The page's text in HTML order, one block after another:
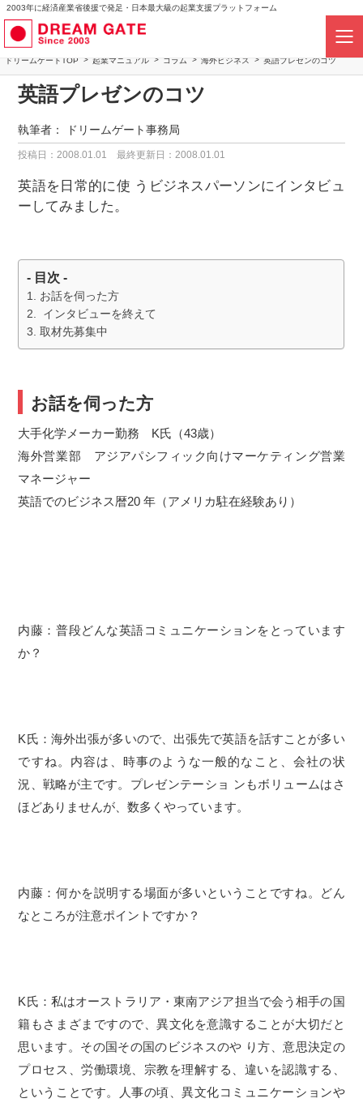
2003年に経済産業省後援で発足・日本最大級の起業支援プラットフォーム
ドリームゲートTOP 起業マニュアル コラム 海外ビジネス 英語プレゼンのコツ
英語プレゼンのコツ
執筆者： ドリームゲート事務局
投稿日：2008.01.01 最終更新日：2008.01.01
英語を日常的に使 うビジネスパーソンにインタビュ
ーしてみました。
- 目次 -
お話を伺った方
インタビューを終えて
取材先募集中
お話を伺った方
大手化学メーカー勤務 K氏（43歳）
海外営業部 アジアパシフィック向けマーケティング営業
マネージャー
英語でのビジネス暦20 年（アメリカ駐在経験あり）
内藤：普段どんな英語コミュニケーションをとっています
か？
K氏：海外出張が多いので、出張先で英語を話すことが多い
ですね。内容は、時事のような一般的なこと、会社の状
況、戦略が主です。プレゼンテーショ ンもボリュームはさ
ほどありませんが、数多くやっています。
内藤：何かを説明する場面が多いということですね。どん
なところが注意ポイントですか？
K氏：私はオーストラリア・東南アジア担当で会う相手の国
籍もさまざまですので、異文化を意識することが大切だと
思います。その国その国のビジネスのや り方、意思決定の
プロセス、労働環境、宗教を理解する、違いを認識する、
ということです。人事の頃、異文化コミュニケーションや